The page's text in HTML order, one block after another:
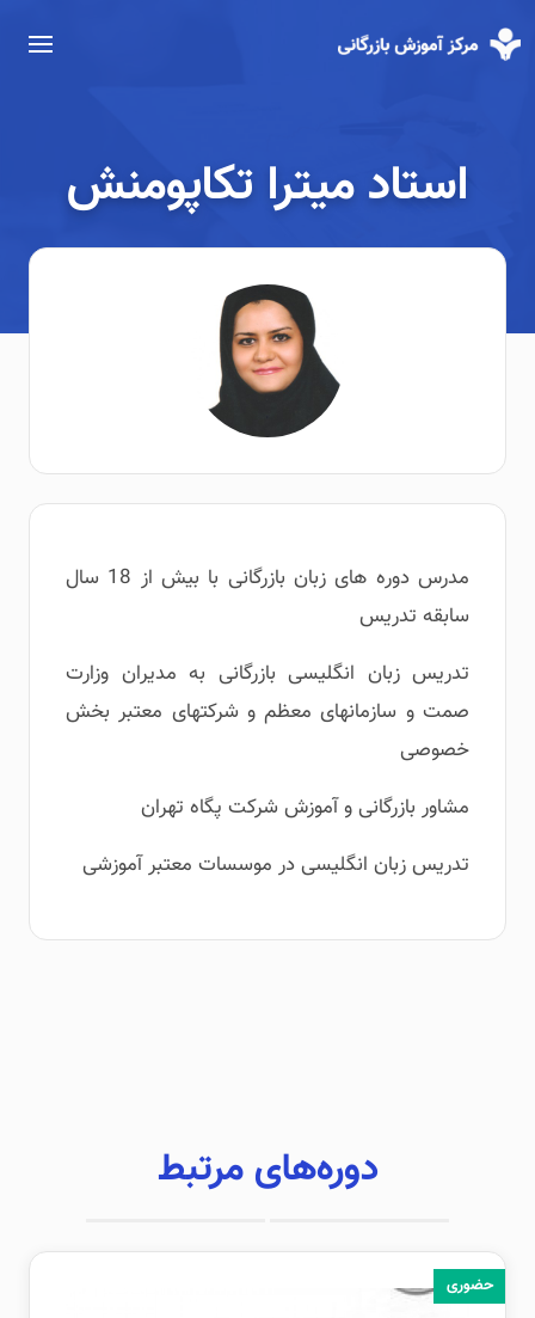
استاد میترا تکاپومنش
مدرس دوره های زبان بازرگانی با بیش از 18 سال
سابقه تدریس
تدریس زبان انگلیسی بازرگانی به مدیران وزارت
صمت و سازمانهای معظم و شرکتهای معتبر بخش
خصوصی
مشاور بازرگانی و آموزش شرکت پگاه تهران
تدریس زبان انگلیسی در موسسات معتبر آموزشی
دوره‌های مرتبط
حضوری